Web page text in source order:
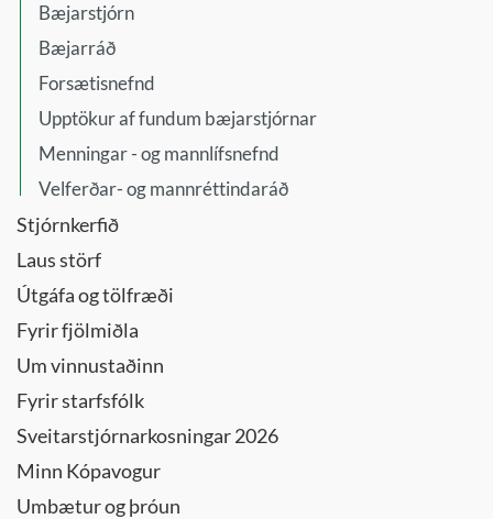
Bæjarstjórn
Bæjarráð
Forsætisnefnd
Upptökur af fundum bæjarstjórnar
Menningar - og mannlífsnefnd
Velferðar- og mannréttindaráð
Stjórnkerfið
Laus störf
Útgáfa og tölfræði
Fyrir fjölmiðla
Um vinnustaðinn
Fyrir starfsfólk
Sveitarstjórnarkosningar 2026
Minn Kópavogur
Umbætur og þróun